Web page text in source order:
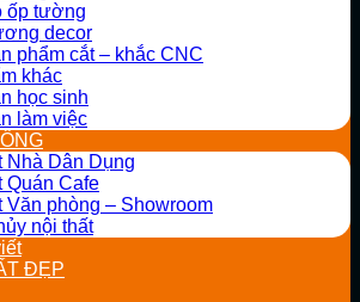
ốp tường
decor
phẩm cắt – khắc CNC
khác
học sinh
làm việc
Nhà Dân Dụng
Quán Cafe
Văn phòng – Showroom
nội thất
ĐẸP